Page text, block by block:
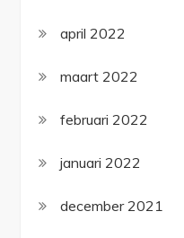
april 2022
maart 2022
februari 2022
januari 2022
december 2021